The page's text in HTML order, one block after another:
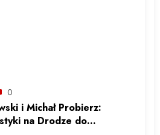
0
i Michał Probierz:
na Drodze do